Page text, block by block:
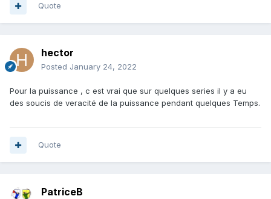
Quote
hector
Posted January 24, 2022
Pour la puissance , c est vrai que sur quelques series il y a eu
des soucis de veracité de la puissance pendant quelques Temps.
Quote
PatriceB